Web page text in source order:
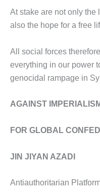
At stake are not only the
also the hope for a free
All social forces
everything in our power
genocidal rampage in
AGAINST
FOR GLOBAL
JIN JIYAN AZADI
Antiauthoritarian